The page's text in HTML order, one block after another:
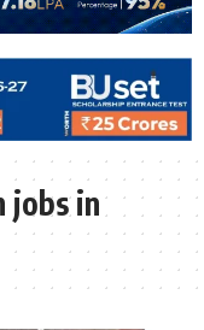
jobs in